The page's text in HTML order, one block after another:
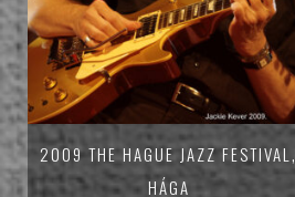
2009 THE HAGUE JAZZ FESTIVAL,
HÁGA